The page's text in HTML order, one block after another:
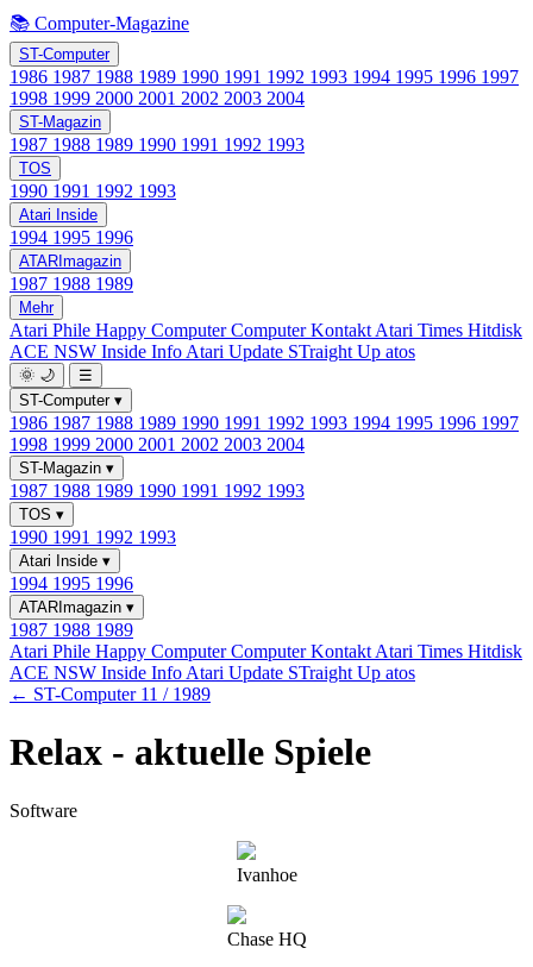
📚 Computer-Magazine
ST-Computer
1986 1987 1988 1989 1990 1991 1992 1993 1994 1995 1996 1997
1998 1999 2000 2001 2002 2003 2004
ST-Magazin
1987 1988 1989 1990 1991 1992 1993
TOS
1990 1991 1992 1993
Atari Inside
1994 1995 1996
ATARImagazin
1987 1988 1989
Mehr
Atari Phile Happy ComputerComputer Kontakt Atari Times Hitdisk
ACE NSW Inside Info Atari Update STraight Up atos
🌞 🌙
☰
ST-Computer ▾
1986 1987 1988 1989 1990 1991 1992 1993 1994 1995 1996 1997
1998 1999 2000 2001 2002 2003 2004
ST-Magazin ▾
1987 1988 1989 1990 1991 1992 1993
TOS ▾
1990 1991 1992 1993
Atari Inside ▾
1994 1995 1996
ATARImagazin ▾
1987 1988 1989
Atari Phile Happy ComputerComputer Kontakt Atari Times Hitdisk
ACE NSW Inside Info Atari Update STraight Up atos
← ST-Computer 11 / 1989
Relax - aktuelle Spiele
Software
Ivanhoe
Chase HQ